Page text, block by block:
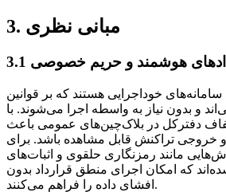
3. مبانی نظری
هوشمند و حریم خصوصی
خوداجرایی هستند که بر قوانین
و بدون نیاز به واسطه اجرا می‌شوند. با
دفترکل در بلاک‌چین‌های عمومی باعث
تراکنش قابل مشاهده باشد. برای
مانند رمزنگاری حلقوی و اثبات‌های
که امکان اجرای منطق قرارداد بدون
افشای داده را فراهم می‌کنند.